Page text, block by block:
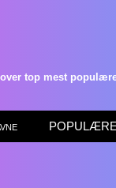
top mest
POPULÆRE